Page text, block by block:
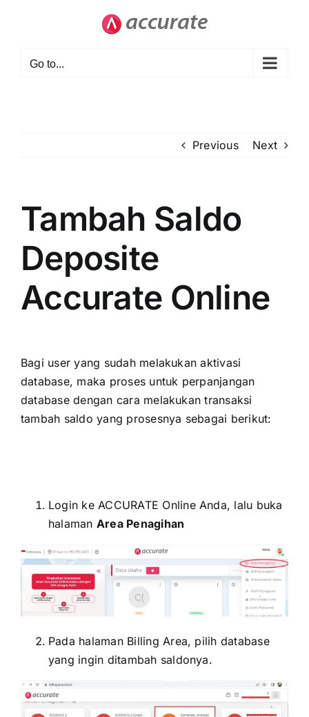
Go to...
Previous Next
Tambah Saldo
Deposite
Accurate Online
Bagi user yang sudah melakukan aktivasi
database, maka proses untuk perpanjangan
database dengan cara melakukan transaksi
tambah saldo yang prosesnya sebagai berikut:
Login ke ACCURATE Online Anda, lalu buka
halaman Area Penagihan
Pada halaman Billing Area, pilih database
yang ingin ditambah saldonya.